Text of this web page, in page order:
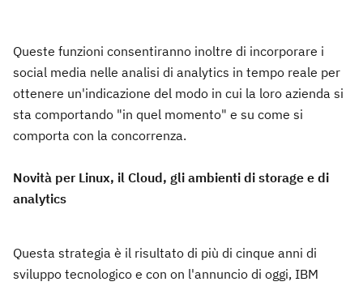
Queste funzioni consentiranno inoltre di incorporare i
social media nelle analisi di analytics in tempo reale per
ottenere un'indicazione del modo in cui la loro azienda si
sta comportando "in quel momento" e su come si
comporta con la concorrenza.
Novità per Linux, il Cloud, gli ambienti di storage e di
analytics
Questa strategia è il risultato di più di cinque anni di
sviluppo tecnologico e con on l'annuncio di oggi, IBM